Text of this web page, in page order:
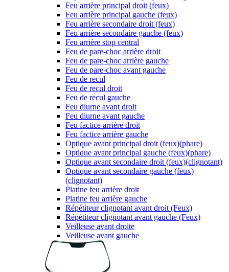
Feu arrière principal droit (feux)
Feu arrière principal gauche (feux)
Feu arrière secondaire droit (feux)
Feu arrière secondaire gauche (feux)
Feu arrière stop central
Feu de pare-choc arrière droit
Feu de pare-choc arrière gauche
Feu de pare-choc avant gauche
Feu de recul
Feu de recul droit
Feu de recul gauche
Feu diurne avant droit
Feu diurne avant gauche
Feu factice arrière droit
Feu factice arrière gauche
Optique avant principal droit (feux)(phare)
Optique avant principal gauche (feux)(phare)
Optique avant secondaire droit (feux)(clignotant)
Optique avant secondaire gauche (feux)
(clignotant)
Platine feu arrière droit
Platine feu arrière gauche
Répétiteur clignotant avant droit (Feux)
Répétiteur clignotant avant gauche (Feux)
Veilleuse avant droite
Veilleuse avant gauche